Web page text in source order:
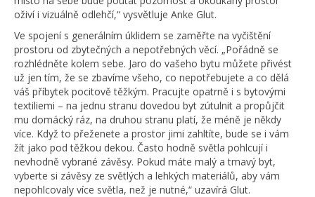
oživí i vizuálně odlehčí,“ vysvětluje Anke Glut.
Ve spojení s generálním úklidem se zaměřte na vyčištění
prostoru od zbytečných a nepotřebných věcí. „Pořádně se
rozhlédněte kolem sebe. Jaro do vašeho bytu můžete přivést
už jen tím, že se zbavíme všeho, co nepotřebujete a co dělá
váš příbytek pocitově těžkým. Pracujte opatrně i s bytovými
textiliemi – na jednu stranu dovedou byt zútulnit a propůjčit
mu domácký ráz, na druhou stranu platí, že méně je někdy
více. Když to přeženete a prostor jimi zahltíte, bude se i vám
žít jako pod těžkou dekou. Často hodně světla pohlcují i
nevhodně vybrané závěsy. Pokud máte malý a tmavý byt,
vyberte si závěsy ze světlých a lehkých materiálů, aby vám
nepohlcovaly více světla, než je nutné,“ uzavírá Glut.